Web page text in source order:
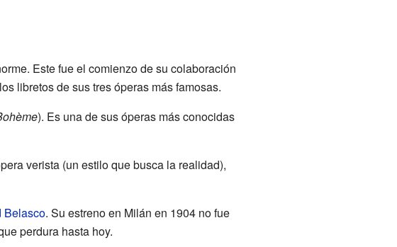
Este fue el comienzo de su colaboración
libretos de sus tres óperas más famosas.
). Es una de sus óperas más conocidas
verista (un estilo que busca la realidad),
Belasco. Su estreno en Milán en 1904 no fue
perdura hasta hoy.